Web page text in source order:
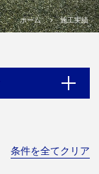
ホーム 施工実績
条件を全てクリア